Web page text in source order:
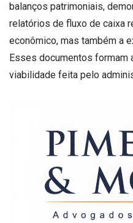
balanços patrimoniais,
relatórios de fluxo de caixa
econômico, mas também a
Esses documentos formam
viabilidade feita pelo